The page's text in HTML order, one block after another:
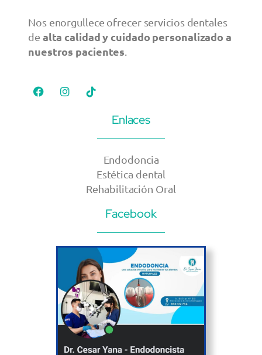
Nos enorgullece ofrecer servicios dentales
de alta calidad y cuidado personalizado a
nuestros pacientes.
Enlaces
Endodoncia
Estética dental
Rehabilitación Oral
Facebook